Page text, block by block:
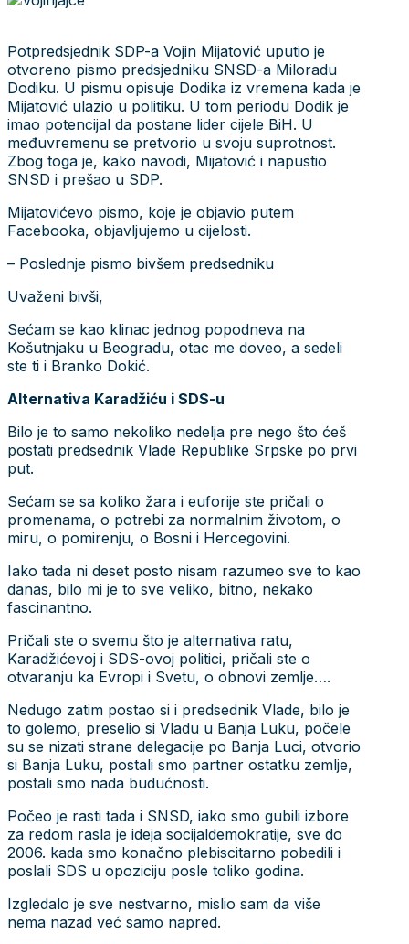
Potpredsjednik SDP-a Vojin Mijatović uputio je
otvoreno pismo predsjedniku SNSD-a Miloradu
Dodiku. U pismu opisuje Dodika iz vremena kada je
Mijatović ulazio u politiku. U tom periodu Dodik je
imao potencijal da postane lider cijele BiH. U
međuvremenu se pretvorio u svoju suprotnost.
Zbog toga je, kako navodi, Mijatović i napustio
SNSD i prešao u SDP.
Mijatovićevo pismo, koje je objavio putem
Facebooka, objavljujemo u cijelosti.
– Poslednje pismo bivšem predsedniku
Uvaženi bivši,
Sećam se kao klinac jednog popodneva na
Košutnjaku u Beogradu, otac me doveo, a sedeli
ste ti i Branko Dokić.
Alternativa Karadžiću i SDS-u
Bilo je to samo nekoliko nedelja pre nego što ćeš
postati predsednik Vlade Republike Srpske po prvi
put.
Sećam se sa koliko žara i euforije ste pričali o
promenama, o potrebi za normalnim životom, o
miru, o pomirenju, o Bosni i Hercegovini.
Iako tada ni deset posto nisam razumeo sve to kao
danas, bilo mi je to sve veliko, bitno, nekako
fascinantno.
Pričali ste o svemu što je alternativa ratu,
Karadžićevoj i SDS-ovoj politici, pričali ste o
otvaranju ka Evropi i Svetu, o obnovi zemlje….
Nedugo zatim postao si i predsednik Vlade, bilo je
to golemo, preselio si Vladu u Banja Luku, počele
su se nizati strane delegacije po Banja Luci, otvorio
si Banja Luku, postali smo partner ostatku zemlje,
postali smo nada budućnosti.
Počeo je rasti tada i SNSD, iako smo gubili izbore
za redom rasla je ideja socijaldemokratije, sve do
2006. kada smo konačno plebiscitarno pobedili i
poslali SDS u opoziciju posle toliko godina.
Izgledalo je sve nestvarno, mislio sam da više
nema nazad već samo napred.